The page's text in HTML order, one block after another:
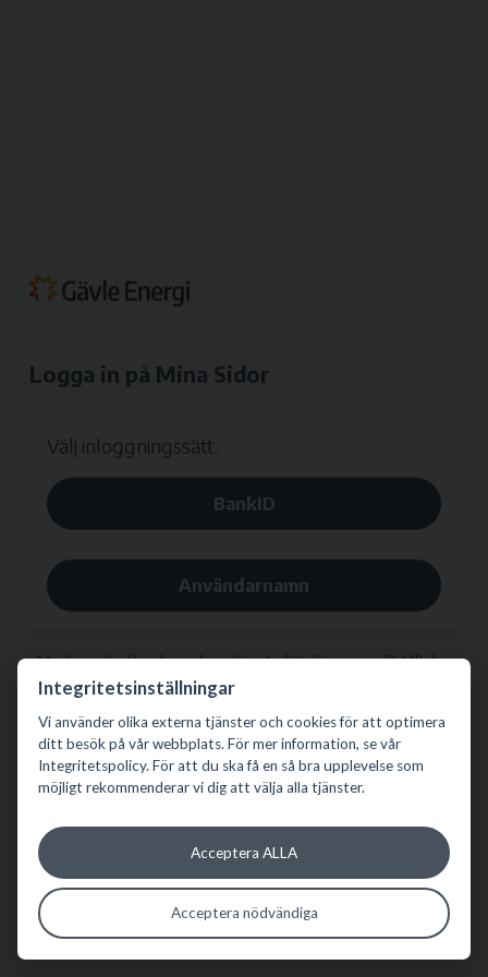
Logga in på Mina Sidor
Välj inloggningssätt.
BankID
Användarnamn
Ny kund eller har du glömt ditt lösenord?Klicka
här
Integritetsinställningar
Vi använder olika externa tjänster och cookies för att optimera
ditt besök på vår webbplats. För mer information, se vår
Integritetspolicy. För att du ska få en så bra upplevelse som
möjligt rekommenderar vi dig att välja alla tjänster.
Acceptera ALLA
Acceptera nödvändiga